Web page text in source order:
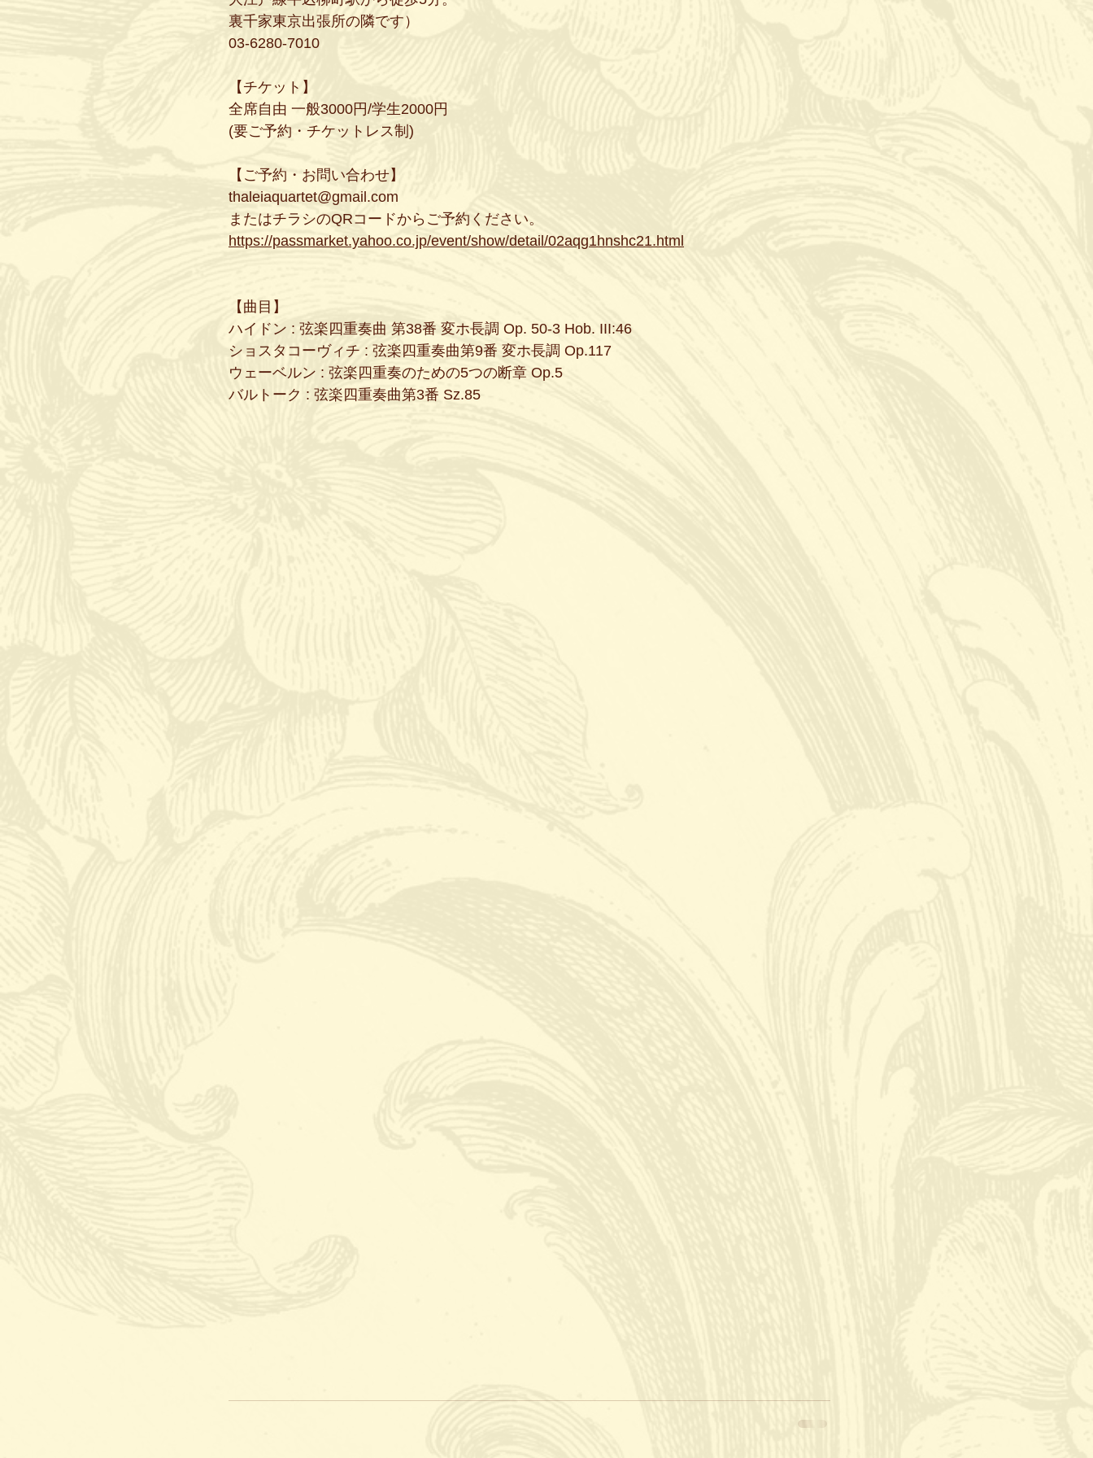
裏千家東京出張所の隣です）
03-6280-7010
【チケット】
全席自由 一般3000円/学生2000円
(要ご予約・チケットレス制)
【ご予約・お問い合わせ】
thaleiaquartet@gmail.com
またはチラシのQRコードからご予約ください。
https://passmarket.yahoo.co.jp/event/show/detail/02aqg1hnshc21.html
【曲目】
ハイドン : 弦楽四重奏曲 第38番 変ホ長調 Op. 50-3 Hob. III:46
ショスタコーヴィチ : 弦楽四重奏曲第9番 変ホ長調 Op.117
ウェーベルン : 弦楽四重奏のための5つの断章 Op.5
バルトーク : 弦楽四重奏曲第3番 Sz.85